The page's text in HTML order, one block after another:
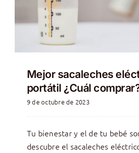
Mejor sacaleches
portátil ¿Cuál
9 de octubre de 2023
Tu bienestar y el de tu bebé
descubre el sacaleches